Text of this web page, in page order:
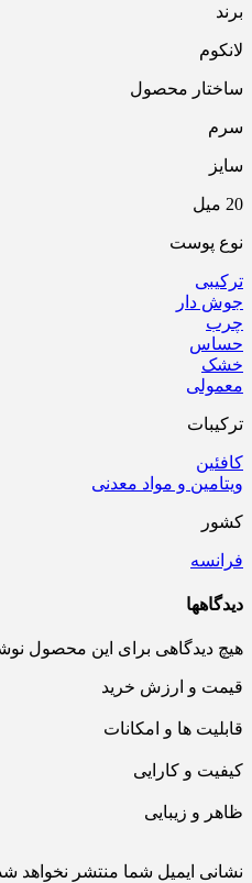
برند
لانکوم
ساختار محصول
سرم
سایز
20 میل
نوع پوست
ترکیبی
جوش دار
چرب
حساس
خشک
معمولی
ترکیبات
کافئین
ویتامین و مواد معدنی
کشور
فرانسه
دیدگاهها
هیچ دیدگاهی برای این محصول
قیمت و ارزش خرید
قابلیت ها و امکانات
کیفیت و کارایی
ظاهر و زیبایی
نشانی ایمیل شما منتشر نخواهد